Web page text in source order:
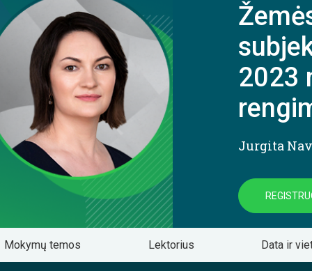
2023
Jurgita
Mokymų temos Lektorius Data ir